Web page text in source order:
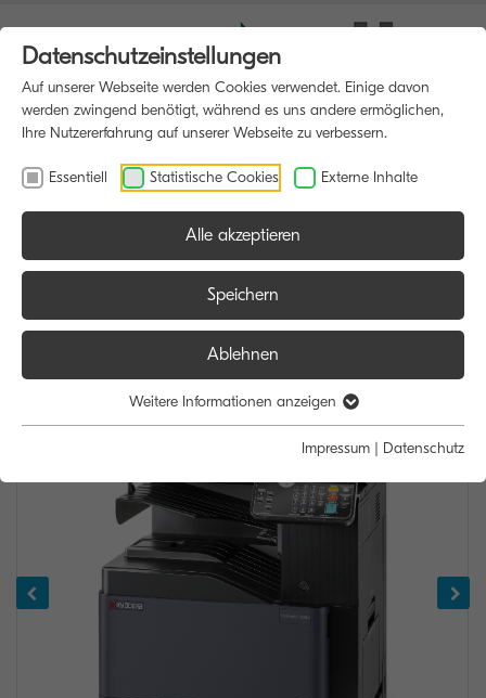
Datenschutzeinstellungen
Auf unserer Webseite werden Cookies verwendet. Einige davon
werden zwingend benötigt, während es uns andere ermöglichen,
Ihre Nutzererfahrung auf unserer Webseite zu verbessern.
Essentiell Statistische Cookies Externe Inhalte
Alle akzeptieren
Speichern
Ablehnen
Weitere Informationen anzeigen
Impressum | Datenschutz